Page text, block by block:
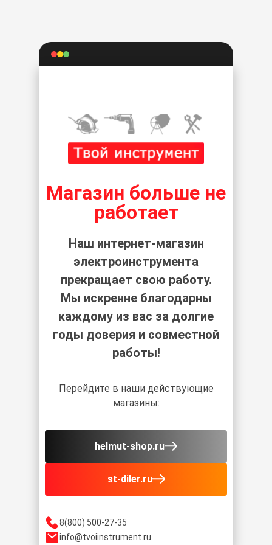
8(800) 500-27-35
info@tvoiinstrument.ru
Магазин больше не
работает
Наш интернет-магазин
электроинструмента
прекращает свою работу.
Мы искренне благодарны
каждому из вас за долгие
годы доверия и совместной
работы!
Перейдите в наши действующие
магазины:
helmut-shop.ru
st-diler.ru